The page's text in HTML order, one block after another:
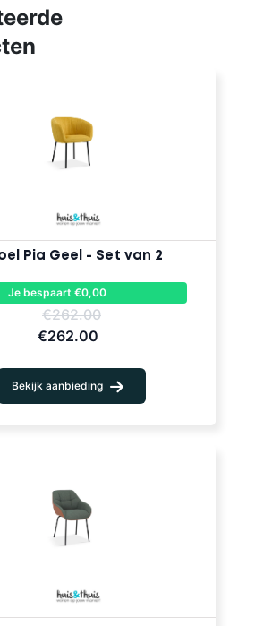
Pia Geel - Set van 2
Je bespaart €0,00
€262.00
€262.00
Bekijk aanbieding